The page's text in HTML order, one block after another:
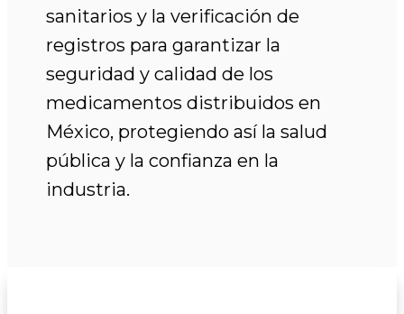
sanitarios y la verificación de
registros para garantizar la
seguridad y calidad de los
medicamentos distribuidos en
México, protegiendo así la salud
pública y la confianza en la
industria.